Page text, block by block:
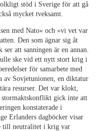
stöd i Sverige för att gå
mycket tveksamt.
med Nato« och »vi vet var
Den som ägnar sig åt
att sanningen är en annan.
ske vid ett nytt stort krig i
för samarbete med
av Sovjetunionen, en diktatur
resurser. Det var klokt,
gick inte att
konstaterade i
Erlanders dagböcker visar
till neutralitet i krig var